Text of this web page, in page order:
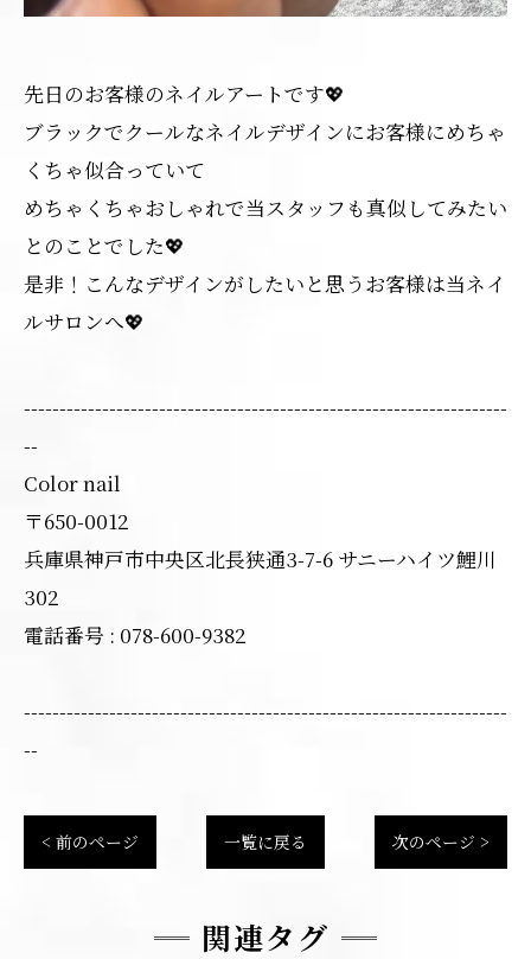
先日のお客様のネイルアートです💖
ブラックでクールなネイルデザインにお客様にめちゃ
くちゃ似合っていて
めちゃくちゃおしゃれで当スタッフも真似してみたい
とのことでした💖
是非！こんなデザインがしたいと思うお客様は当ネイ
ルサロンへ💖
--------------------------------------------------------------------
--
Color nail
〒650-0012
兵庫県神戸市中央区北長狭通3-7-6 サニーハイツ鯉川
302
電話番号 : 078-600-9382
--------------------------------------------------------------------
--
< 前のページ 一覧に戻る 次のページ >
関連タグ